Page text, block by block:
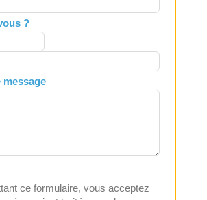
?
message
ce formulaire, vous acceptez